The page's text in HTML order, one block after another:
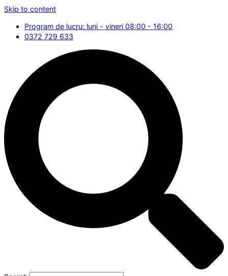
Skip to content
Program de lucru: luni - vineri 08:00 - 16:00
0372 729 633